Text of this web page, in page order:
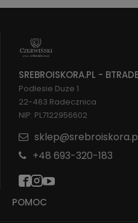
POMOC
SREBROISKORA.PL - BTRADE
Podlesie Duze 1
22-463 Radecznica
NIP: PL7122956602
+48 693-320-183